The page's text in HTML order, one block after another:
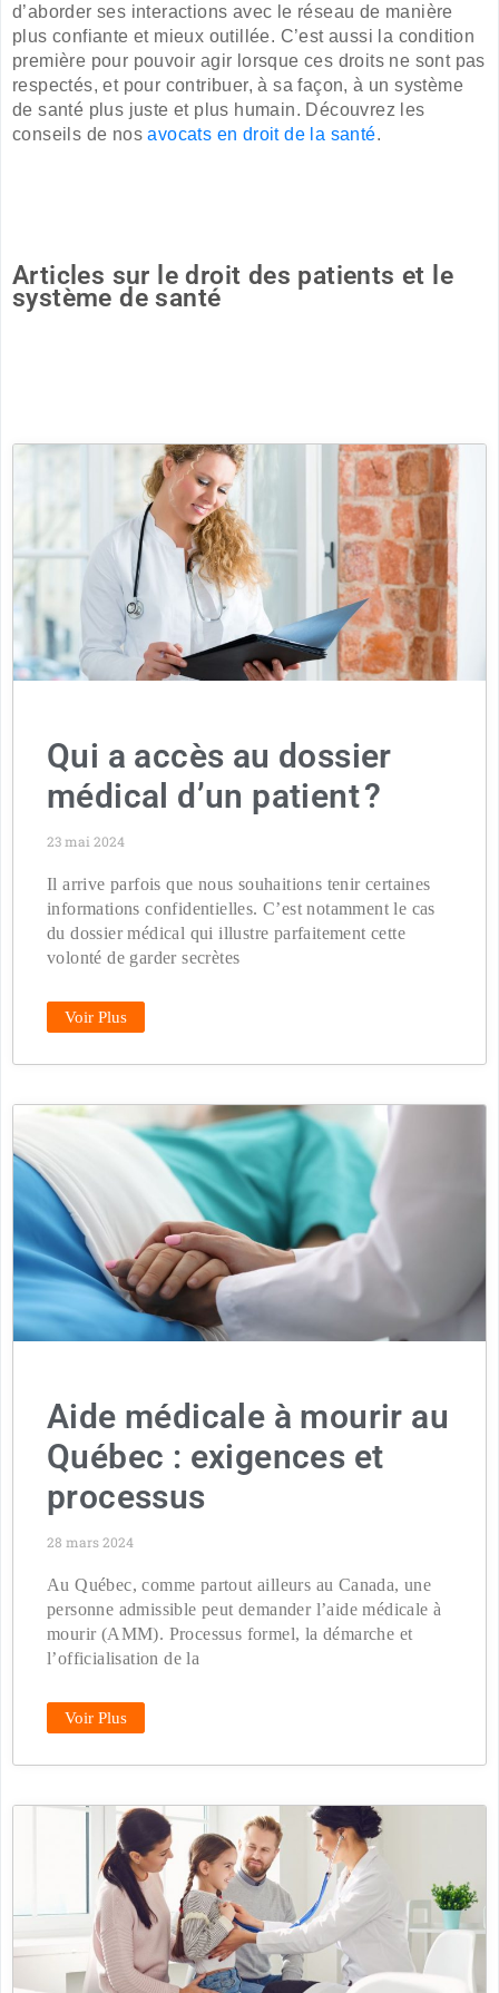
d’aborder ses interactions avec le réseau de manière
plus confiante et mieux outillée. C’est aussi la condition
première pour pouvoir agir lorsque ces droits ne sont pas
respectés, et pour contribuer, à sa façon, à un système
de santé plus juste et plus humain. Découvrez les
conseils de nosavocats en droit de la santé.
Articles sur le droit des patients et le
système de santé
Qui a accès au dossier
médical d’un patient ?
23 mai 2024
Il arrive parfois que nous souhaitions tenir certaines
informations confidentielles. C’est notamment le cas
du dossier médical qui illustre parfaitement cette
volonté de garder secrètes
Voir Plus
Aide médicale à mourir au
Québec : exigences et
processus
28 mars 2024
Au Québec, comme partout ailleurs au Canada, une
personne admissible peut demander l’aide médicale à
mourir (AMM). Processus formel, la démarche et
l’officialisation de la
Voir Plus